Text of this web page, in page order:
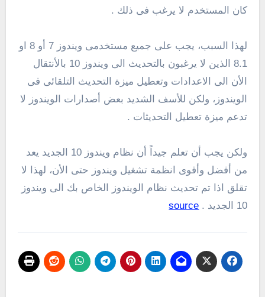
كان المستخدم لا يرغب فى ذلك .
لهذا السبب، يجب على جميع مستخدمى ويندوز 7 أو 8 او
8.1 الذين لا يرغبون بالتحديث الى ويندوز 10 بالأنتقال
الأن الى الاعدادات وتعطيل ميزة التحديث التلقائى فى
الويندوز، ولكن للأسف الشديد بعض أصدارات الويندوز لا
تدعم ميزة تعطيل التحديثات .
ولكن يجب أن تعلم جيداً أن نظام ويندوز 10 الجديد يعد
من أفضل وأقوى انظمة تشغيل ويندوز حتى الأن، لهذا لا
تقلق اذا تم تحديث نظام الويندوز الخاص بك الى ويندوز
10 الجديد .
source